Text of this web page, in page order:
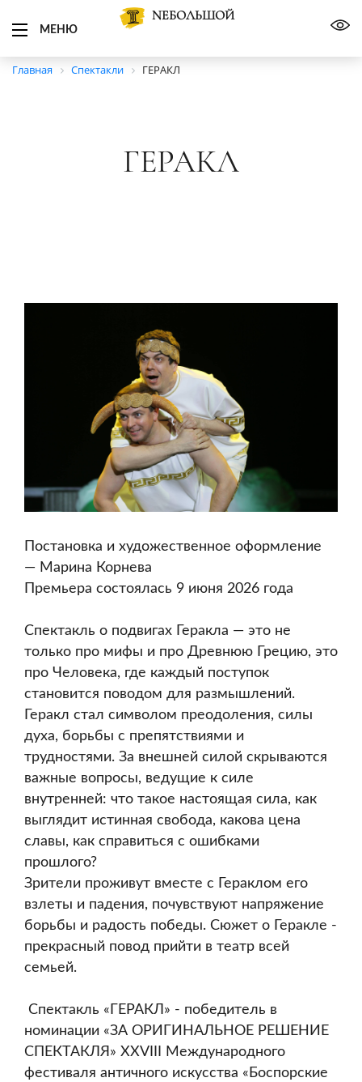
МЕНЮ
NЕБОЛЬШОЙ
Главная Спектакли ГЕРАКЛ
ГЕРАКЛ
Постановка и художественное оформление
— Марина Корнева
Премьера состоялась 9 июня 2026 года
Спектакль о подвигах Геракла — это не
только про мифы и про Древнюю Грецию, это
про Человека, где каждый поступок
становится поводом для размышлений.
Геракл стал символом преодоления, силы
духа, борьбы с препятствиями и
трудностями. За внешней силой скрываются
важные вопросы, ведущие к силе
внутренней: что такое настоящая сила, как
выглядит истинная свобода, какова цена
славы, как справиться с ошибками
прошлого?
Зрители проживут вместе с Гераклом его
взлеты и падения, почувствуют напряжение
борьбы и радость победы. Сюжет о Геракле -
прекрасный повод прийти в театр всей
семьей.
Спектакль «ГЕРАКЛ» - победитель в
номинации «ЗА ОРИГИНАЛЬНОЕ РЕШЕНИЕ
СПЕКТАКЛЯ» XXVIII Международного
фестиваля античного искусства «Боспорские